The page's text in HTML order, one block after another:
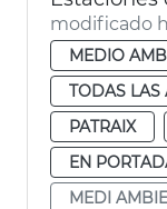
modificado
MEDIO
TODAS LAS
PATRAIX
EN
MEDI